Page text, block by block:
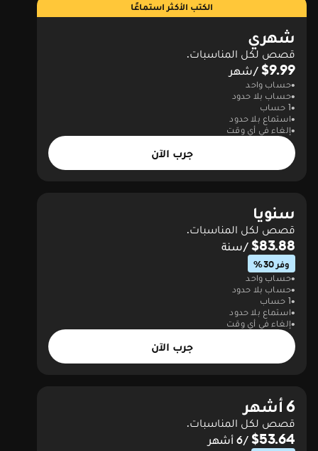
الكتب الأكثر استماعًا
شهري
قصص لكل المناسبات.
$9.99 /شهر
حساب واحد
حساب بلا حدود
1 حساب
استماع بلا حدود
إلغاء في أي وقت
جرب الآن
سنويا
قصص لكل المناسبات.
$83.88 /سنة
وفر 30%
حساب واحد
حساب بلا حدود
1 حساب
استماع بلا حدود
إلغاء في أي وقت
جرب الآن
6 أشهر
قصص لكل المناسبات.
$53.64 /6 أشهر